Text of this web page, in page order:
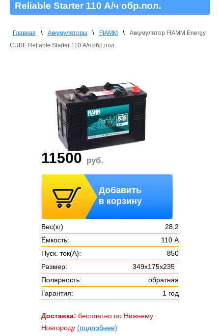
Reliable Starter 110 А/ч обр.пол.
Главная \ Аккумуляторы \ FIAMM \
Аккумулятор FIAMM Energy
CUBE Reliable Starter 110 А/ч обр.пол.
11500 руб.
Добавить
в корзину
Вес(кг)
28,2
Ёмкость:
110 А
Пуск. ток(А):
850
Размер:
349х175х235
Полярность:
обратная
Гарантия:
1 год
Доставка: бесплатно по Нижнему
Новгороду (подробнее)